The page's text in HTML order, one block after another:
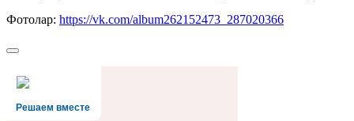
Фотолар: https://vk.com/album262152473_287020366
Решаем вместе